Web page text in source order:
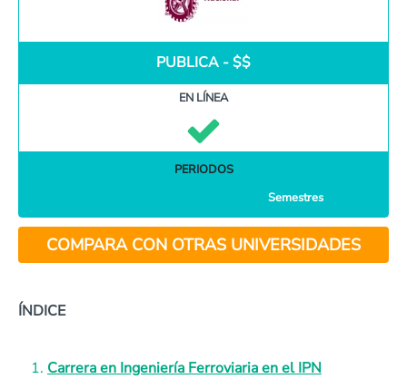
PUBLICA - $$
EN LÍNEA
PERIODOS
Semestres
COMPARA CON OTRAS UNIVERSIDADES
ÍNDICE
Carrera en Ingeniería Ferroviaria en el IPN